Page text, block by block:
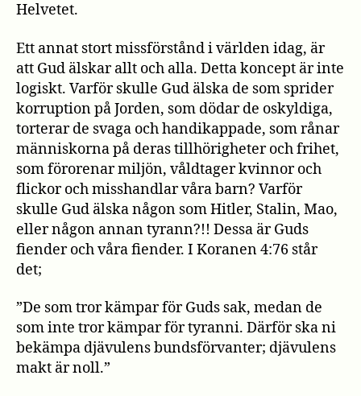
Helvetet.
Ett annat stort missförstånd i världen idag, är
att Gud älskar allt och alla. Detta koncept är inte
logiskt. Varför skulle Gud älska de som sprider
korruption på Jorden, som dödar de oskyldiga,
torterar de svaga och handikappade, som rånar
människorna på deras tillhörigheter och frihet,
som förorenar miljön, våldtager kvinnor och
flickor och misshandlar våra barn? Varför
skulle Gud älska någon som Hitler, Stalin, Mao,
eller någon annan tyrann?!! Dessa är Guds
fiender och våra fiender. I Koranen 4:76 står
det;
”De som tror kämpar för Guds sak, medan de
som inte tror kämpar för tyranni. Därför ska ni
bekämpa djävulens bundsförvanter; djävulens
makt är noll.”